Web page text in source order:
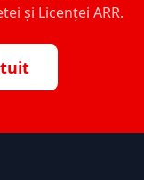
și Licenței ARR.